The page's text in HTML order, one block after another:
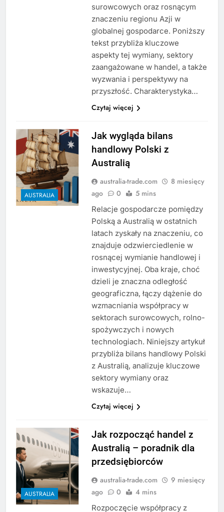
surowcowych oraz rosnącym
znaczeniu regionu Azji w
globalnej gospodarce. Poniższy
tekst przybliża kluczowe
aspekty tej wymiany, sektory
zaangażowane w handel, a także
wyzwania i perspektywy na
przyszłość. Charakterystyka…
Czytaj więcej
AUSTRALIA
Jak wygląda bilans
handlowy Polski z
Australią
australia-trade.com
8 miesięcy
ago
0 5 mins
Relacje gospodarcze pomiędzy
Polską a Australią w ostatnich
latach zyskały na znaczeniu, co
znajduje odzwierciedlenie w
rosnącej wymianie handlowej i
inwestycyjnej. Oba kraje, choć
dzieli je znaczna odległość
geograficzna, łączy dążenie do
wzmacniania współpracy w
sektorach surowcowych, rolno-
spożywczych i nowych
technologiach. Niniejszy artykuł
przybliża bilans handlowy Polski
z Australią, analizuje kluczowe
sektory wymiany oraz
wskazuje…
Czytaj więcej
AUSTRALIA
Jak rozpocząć handel z
Australią – poradnik dla
przedsiębiorców
australia-trade.com
9 miesięcy
ago
0 4 mins
Rozpoczęcie współpracy z